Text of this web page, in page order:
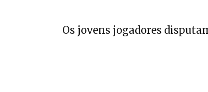
Os jovens jogadores